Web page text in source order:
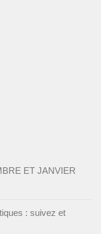
ET JANVIER
: suivez et